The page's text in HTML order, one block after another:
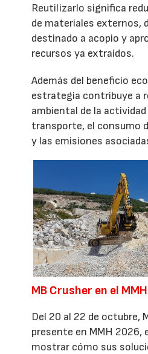
Reutilizarlo significa
de materiales externos,
destinado a acopio y
recursos ya extraídos.
Además del beneficio
estrategia contribuye a
ambiental de la
transporte, el consumo
y las emisiones
MB Crusher en el
Del 20 al 22 de octubre,
presente en MMH 2026,
mostrar cómo sus